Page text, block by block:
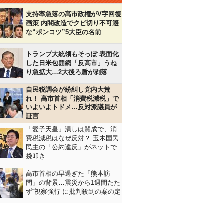
支持率急落の高市政権がV字回復
画策 内閣改造でクビ切り不可避
な“ポンコツ”5大臣の名前
トランプ大統領もそっぽ 表面化
した日米包囲網「反高市」うね
り急拡大…2大後ろ盾が剥落
自民税調会が紛糾し党内大荒
れ！ 高市首相「消費税減税」で
いよいよトドメ…反対派議員が
証言
「愛子天皇」潰しは賛成で、消
費税減税はなぜ反対？ 玉木国民
民主の「公約違反」がネットで
袋叩き
高市首相の早過ぎた「熊本訪
問」の背景…震災から1週間たた
ず“視察強行”に批判殺到の案の定